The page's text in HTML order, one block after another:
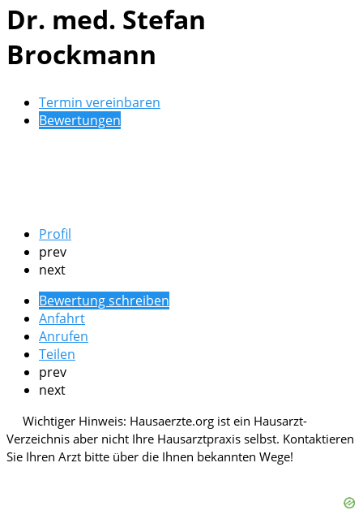
Dr. med. Stefan
Brockmann
Termin vereinbaren
Bewertungen
Profil
prev
next
Bewertung schreiben
Anfahrt
Anrufen
Teilen
prev
next